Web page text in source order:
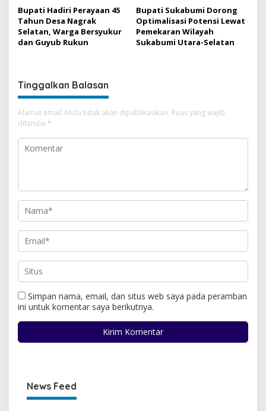
Bupati Hadiri Perayaan 45
Tahun Desa Nagrak
Selatan, Warga Bersyukur
dan Guyub Rukun
Bupati Sukabumi Dorong
Optimalisasi Potensi Lewat
Pemekaran Wilayah
Sukabumi Utara-Selatan
Tinggalkan Balasan
Alamat email Anda tidak akan dipublikasikan. Ruas yang wajib
ditandai *
Simpan nama, email, dan situs web saya pada peramban
ini untuk komentar saya berikutnya.
News Feed